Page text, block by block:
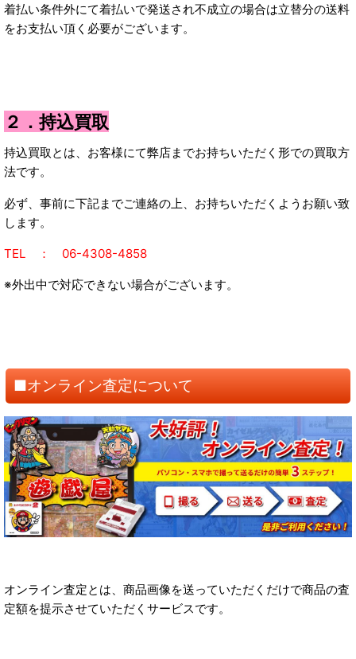
着払い条件外にて着払いで発送され不成立の場合は立替分の送料
をお支払い頂く必要がございます。
２．持込買取
持込買取とは、お客様にて弊店までお持ちいただく形での買取方
法です。
必ず、事前に下記までご連絡の上、お持ちいただくようお願い致
します。
TEL ： 06-4308-4858
※外出中で対応できない場合がございます。
■オンライン査定について
オンライン査定とは、商品画像を送っていただくだけで商品の査
定額を提示させていただくサービスです。